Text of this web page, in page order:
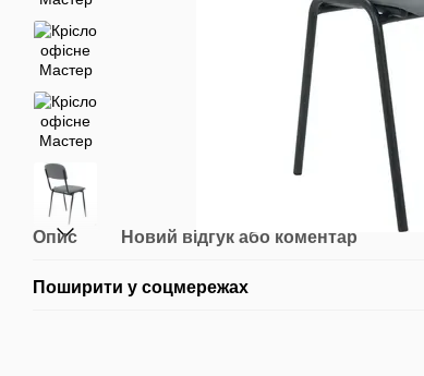
Опис Новий відгук або коментар
Поширити у соцмережах